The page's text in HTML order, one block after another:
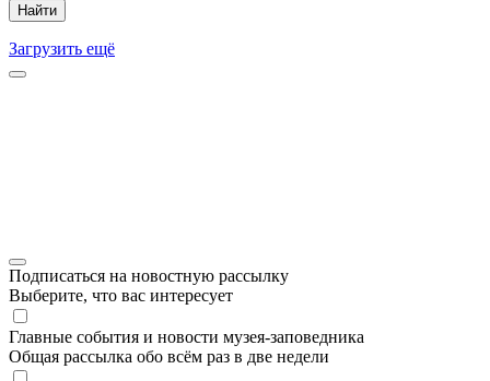
Найти
Загрузить ещё
Подписаться на новостную рассылку
Выберите, что вас интересует
Главные события и новости музея-заповедника
Общая рассылка обо всём раз в две недели